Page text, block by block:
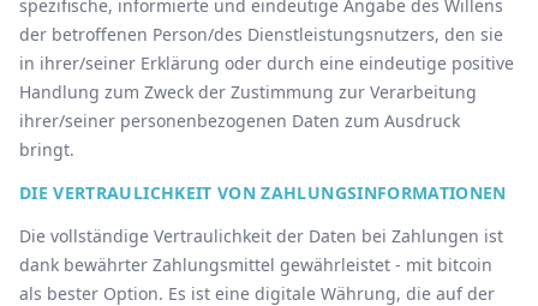
spezifische, informierte und eindeutige Angabe des Willens
der betroffenen Person/des Dienstleistungsnutzers, den sie
in ihrer/seiner Erklärung oder durch eine eindeutige positive
Handlung zum Zweck der Zustimmung zur Verarbeitung
ihrer/seiner personenbezogenen Daten zum Ausdruck
bringt.
DIE VERTRAULICHKEIT VON ZAHLUNGSINFORMATIONEN
Die vollständige Vertraulichkeit der Daten bei Zahlungen ist
dank bewährter Zahlungsmittel gewährleistet - mit bitcoin
als bester Option. Es ist eine digitale Währung, die auf der